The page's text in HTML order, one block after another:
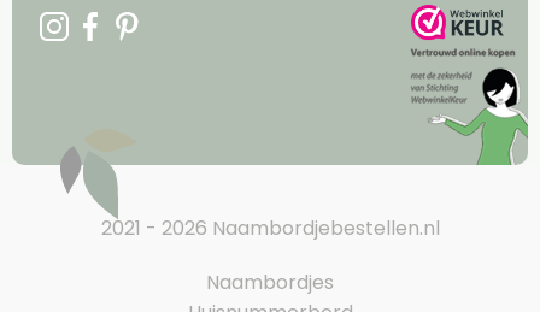
2021 - 2026 Naambordjebestellen.nl
Naambordjes